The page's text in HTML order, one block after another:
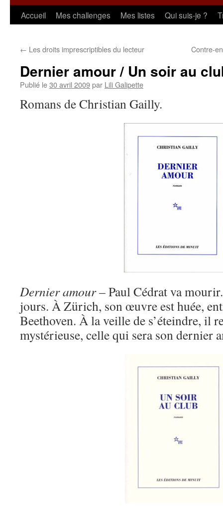
Aller
contenu
Accueil Mes challenges Mes listes Qui suis-je ?
← Les droits imprescriptibles du lecteur Contre-
Dernier amour / Un soir au
Publié le30 avril 2009par Lili Galipette
Romans de Christian Gailly.
Dernier amour– Paul Cédrat va
jours. À Zürich, son œuvre est huée,
Beethoven. À la veille de s’éteindre, il
mystérieuse, celle qui sera son dernier